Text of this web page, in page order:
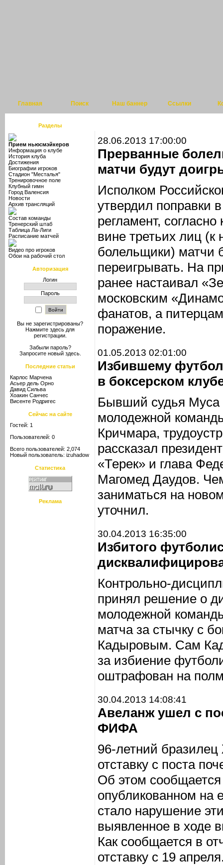
Главная Поиск Наш баннер Ссылки
Разделы
Прием ньюсмэйкеров
Информация о клубе
История клуба
Достижения
Биографии игроков
Стадион "Месталья"
Тренировочное поле
Клубный гимн
Город Валенсия
Новости
Архив трансляций
Состав команды
Тренерский штаб
Таблица Ла-Лиги
Расписание матчей
Видео про игроков
Обои на рабочий стол
Авторизация
Логин
Пароль
Вы не зарегистрированы?
Нажмите здесь для
регистрации.
Забыли пароль?
Запросите новый здесь.
Последние статьи
Карлос Марчена
Асьер дель Орно
Давид Сильва
Хоакин Санчес
Висенте Родригес
Сейчас на сайте
Гостей: 1
Пользователей: 0
Всего пользователей: 2,074
Новый пользователь: izuhadow
Статистика
Реклама
28.06.2013 17:00:00
Прерванные
матчи будут
Исполком
утвердил поправки
регламент,
вине третьих лиц (к
болельщики) матчи
переигрывать. На
ранее настаивал
московским
фанатов, а
поражение.
01.05.2013 02:01:00
Избившему
в боксерском
Бывший судья Муса
молодежной
Кричмара,
рассказал
«Терек» и глава
Магомед Даудов.
заниматься на
уточнил.
30.04.2013 16:35:00
Избитого
Контрольно-
принял решение о
молодежной
матча за стычку с
Кадыровым. Сам
за избиение
оштрафован на
30.04.2013 14:08:41
Авеланж ушел с
ФИФА
96-летний
отставку с поста
Об этом сообщается
опубликованном на
стало нарушение
выявленное в ходе
Как сообщается в
отставку с 19